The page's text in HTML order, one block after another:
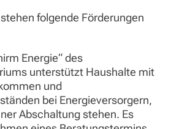
folgende Förderungen
Energie“ des
unterstützt Haushalte mit
und
bei Energieversorgern,
Abschaltung stehen. Es